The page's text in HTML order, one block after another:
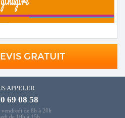
GRATUIT
APPELER
69 08 58
de 8h à 20h
de 10h à 15h